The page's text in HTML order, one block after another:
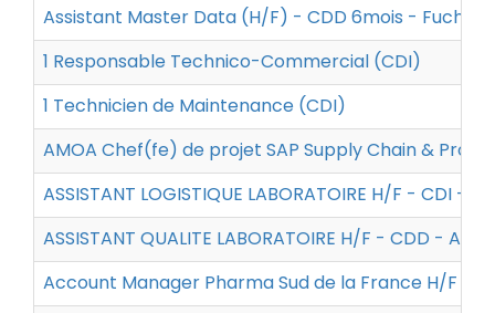
Assistant Master Data (H/F) - CDD 6mois - Fuchs
1 Responsable Technico-Commercial (CDI)
1 Technicien de Maintenance (CDI)
AMOA Chef(fe) de projet SAP Supply Chain &
ASSISTANT LOGISTIQUE LABORATOIRE H/F - CDI -
ASSISTANT QUALITE LABORATOIRE H/F - CDD -
Account Manager Pharma Sud de la France H/F -